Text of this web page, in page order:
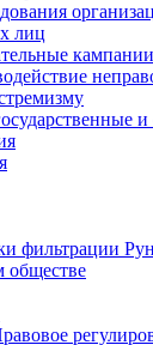
лиц
кампании
фильтрации
обществе